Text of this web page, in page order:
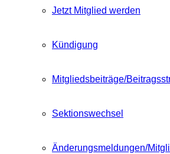
Beitragsformular
Jetzt Mitglied werden
Kündigung
Mitgliedsbeiträge/
Sektionswechsel
Änderungsmeldungen/